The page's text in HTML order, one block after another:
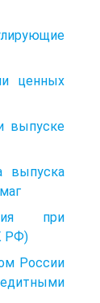
ценных
выпуске
выпуска
при
РФ)
России